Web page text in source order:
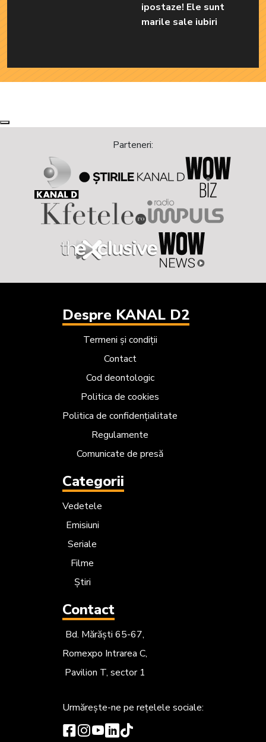
ipostaze! Ele sunt
marile sale iubiri
Next
Previous
Parteneri:
Despre KANAL D2
Termeni și condiții
Contact
Cod deontologic
Politica de cookies
Politica de confidențialitate
Regulamente
Comunicate de presă
Categorii
Vedetele
Emisiuni
Seriale
Filme
Știri
Contact
Bd. Mărăști 65-67,
Romexpo Intrarea C,
Pavilion T, sector 1
Urmărește-ne pe rețelele sociale: